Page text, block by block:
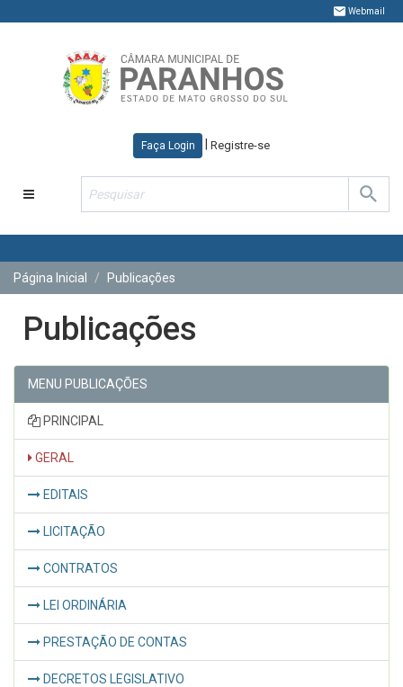
Webmail
Faça Login Registre-se
Toggle
navigation
Página Inicial Publicações
Publicações
MENU PUBLICAÇÕES
PRINCIPAL
GERAL
EDITAIS
LICITAÇÃO
CONTRATOS
LEI ORDINÁRIA
PRESTAÇÃO DE CONTAS
DECRETOS LEGISLATIVO